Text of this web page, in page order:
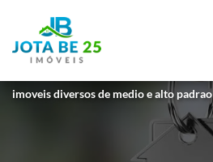
imoveis diversos de medio e alto padrao